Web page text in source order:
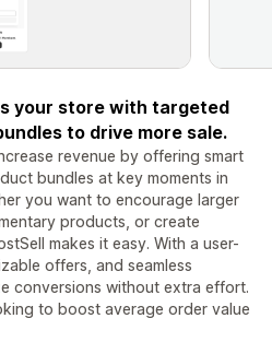
your store with targeted
to drive more sale.
revenue by offering smart
bundles at key moments in
you want to encourage larger
products, or create
makes it easy. With a user-
offers, and seamless
conversions without extra effort.
to boost average order value